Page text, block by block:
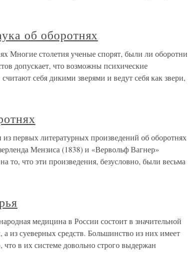
об оборотнях
Многие столетия ученые спорят, были ли оборотни
допускает, что возможны психические
себя дикими зверями и ведут себя как звери,
первых литературных произведений об оборотнях
Мензиса (1838) и «Вервольф Вагнер»
то, что эти произведения, безусловно, были весьма
медицина в России состоит в значительной
из суеверных средств. Большинство из них имеет
в их системе довольно строго выдержан